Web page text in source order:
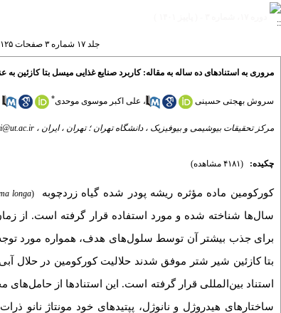
جلد ۱۷ شماره ۳ صفحات ۱۲۵-۱۰۹
مروری به استناد‌های ده ساله به مقاله: کاربرد صنایع غذایی میسل بتا کازئین
سروش بهجتی حسینی ، علی اکبر موسوی موحدی*
مرکز تحقیقات بیوشیمی و بیوفیزیک ، دانشگاه تهران ؛ تهران ، ایران ،
چکیده: (۴۱۸۱ مشاهده)
کورکومین ماده مؤثره ریشه پودر شده گیاه زردچوبه longa)
سال‌ها شناخته شده و مورد استفاده قرار گرفته است. از
استناد بین‌المللی قرار گرفته است. این استناد‌ها از
ساختار‌های هیدروژل و نانوژل، پپتید‌های خود مونتاژ نانو